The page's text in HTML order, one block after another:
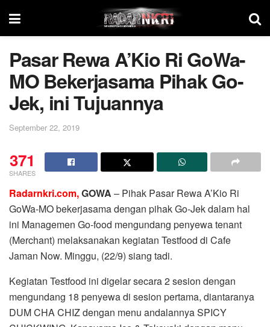
Pasar Rewa A’Kio Ri GoWa-
MO Bekerjasama Pihak Go-
Jek, ini Tujuannya
September 22, 2019
371
SHARES
Radarnkri.com,GOWA – Pihak Pasar Rewa A’Kio Ri
GoWa-MO bekerjasama dengan pihak Go-Jek dalam hal
ini Managemen Go-food mengundang penyewa tenant
(Merchant) melaksanakan kegiatan Testfood di Cafe
Jaman Now. Minggu, (22/9) siang tadi.
Kegiatan Testfood ini digelar secara 2 sesion dengan
mengundang 18 penyewa di sesion pertama, diantaranya
DUM CHA CHIZ dengan menu andalannya SPICY